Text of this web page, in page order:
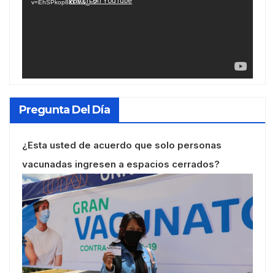
v=EhSPkop8KPY&_=2
Pregunta Del Día
¿Esta usted de acuerdo que solo personas
vacunadas ingresen a espacios cerrados?